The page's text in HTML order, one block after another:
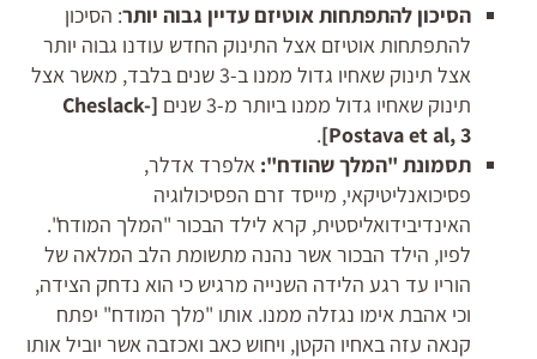
הסיכון להתפתחות אוטיזם עדיין גבוה יותר: הסיכון
להתפתחות אוטיזם אצל התינוק החדש עודנו גבוה יותר
אצל תינוק שאחיו גדול ממנו ב-3 שנים בלבד, מאשר אצל
תינוק שאחיו גדול ממנו ביותר מ-3 שנים
[
Cheslack-
Postava et al, 3]
.
תסמונת "המלך שהודח": אלפרד אדלר,
פסיכואנליטיקאי, מייסד זרם הפסיכולוגיה
האינדיבידואליסטית, קרא לילד הבכור "המלך המודח".
לפיו, הילד הבכור אשר נהנה מתשומת הלב המלאה של
הוריו עד רגע הלידה השנייה מרגיש כי הוא נדחק הצידה,
וכי אהבת אימו נגזלה ממנו. אותו "מלך המודח" יפתח
קנאה עזה באחיו הקטן, ויחוש כאב ואכזבה אשר יוביל אותו